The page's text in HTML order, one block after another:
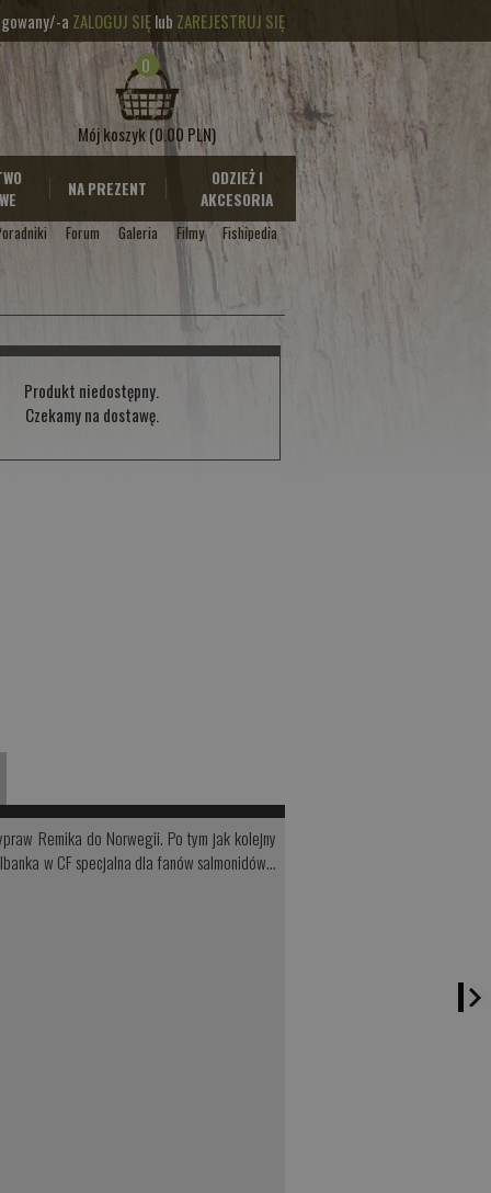
a ZALOGUJ SIĘlub ZAREJESTRUJ SIĘ
0
Mój koszyk(0.00 PLN)
NA PREZENT
ODZIEŻ I
AKCESORIA
Forum Galeria Filmy
Fishipedia
Produkt niedostępny.
Czekamy na dostawę.
Remika do Norwegii. Po tym jak kolejny
w CF specjalna dla fanów salmonidów...